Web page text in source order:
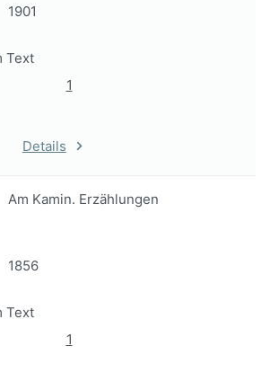
1901
Text
1
Details
Am Kamin. Erzählungen
1856
Text
1